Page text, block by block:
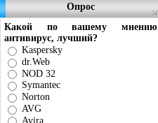
Опрос
Какой по вашему мнению
антивирус, лучший?
Kaspersky
dr.Web
NOD 32
Symantec
Norton
AVG
Avira